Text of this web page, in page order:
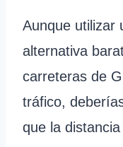
Aunque utilizar
alternativa
carreteras de
tráfico,
que la